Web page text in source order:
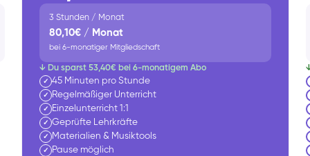
3 Stunden / Monat
80,10€ / Monat
bei 6-monatiger Mitgliedschaft
↓ Du sparst 53,40€ bei 6-monatigem Abo
✓ 45 Minuten pro Stunde
✓ Regelmäßiger Unterricht
✓ Einzelunterricht 1:1
✓ Geprüfte Lehrkräfte
✓ Materialien & Musiktools
✓ Pause möglich